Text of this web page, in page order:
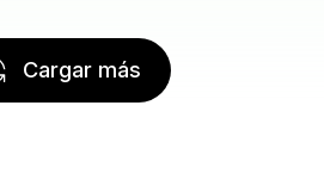
Cargar más